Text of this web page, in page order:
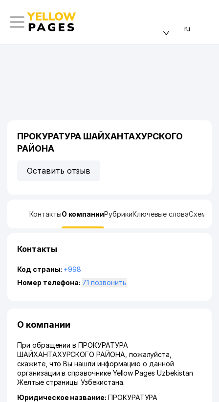
ru
ПРОКУРАТУРА ШАЙХАНТАХУРСКОГО
РАЙОНА
Оставить отзыв
КонтактыО компанииРубрикиКлючевые словаСхема
Контакты
Код страны: +998
Номер телефона:
71 позвонить
О компании
При обращении в ПРОКУРАТУРА
ШАЙХАНТАХУРСКОГО РАЙОНА, пожалуйста,
скажите, что Вы нашли информацию о данной
организации в справочнике Yellow Pages Uzbekistan
Желтые страницы Узбекистана.
Юридическое название: ПРОКУРАТУРА